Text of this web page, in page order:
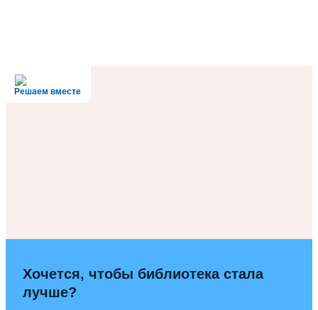
Решаем вместе
Хочется, чтобы библиотека стала
лучше?